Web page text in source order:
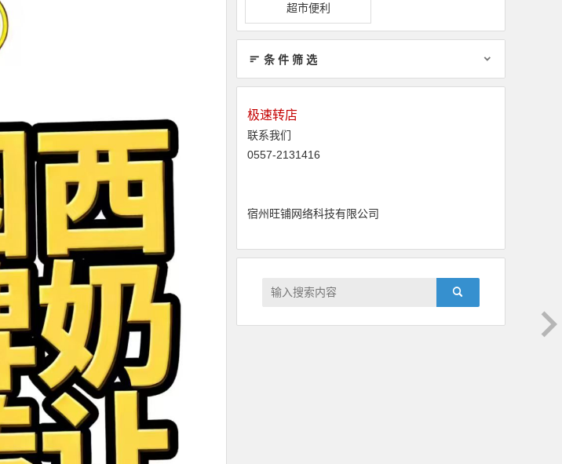
超市便利
条 件 筛 选
极速转店
联系我们
0557-2131416
宿州旺铺网络科技有限公司